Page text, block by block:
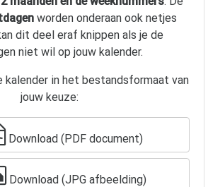
worden onderaan ook netjes
dit deel eraf knippen als je de
niet wil op jouw kalender.
kalender in het bestandsformaat van
jouw keuze:
Download (PDF document)
Download (JPG afbeelding)